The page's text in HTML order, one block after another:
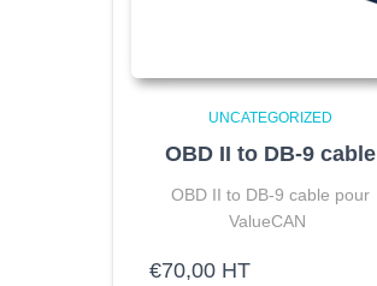
UNCATEGORIZED
OBD II to DB-9 cable
OBD II to DB-9 cable pour
ValueCAN
€70,00 HT